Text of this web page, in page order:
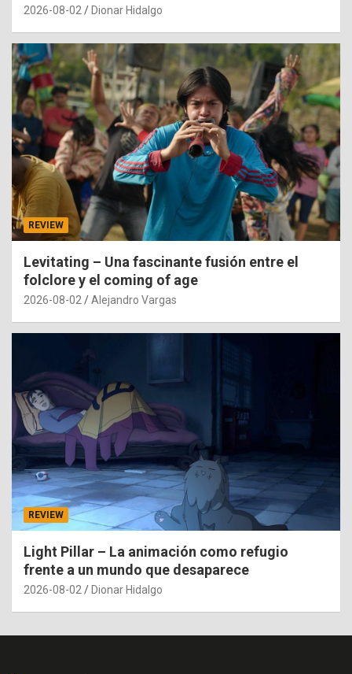
2026-08-02 Dionar Hidalgo
REVIEW
Levitating – Una fascinante fusión entre el
folclore y el coming of age
2026-08-02 Alejandro Vargas
REVIEW
Light Pillar – La animación como refugio
frente a un mundo que desaparece
2026-08-02 Dionar Hidalgo